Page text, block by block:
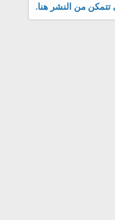
من النشر هنا.